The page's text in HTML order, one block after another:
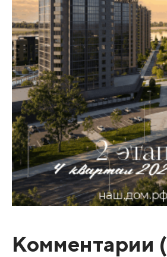
Комментарии (